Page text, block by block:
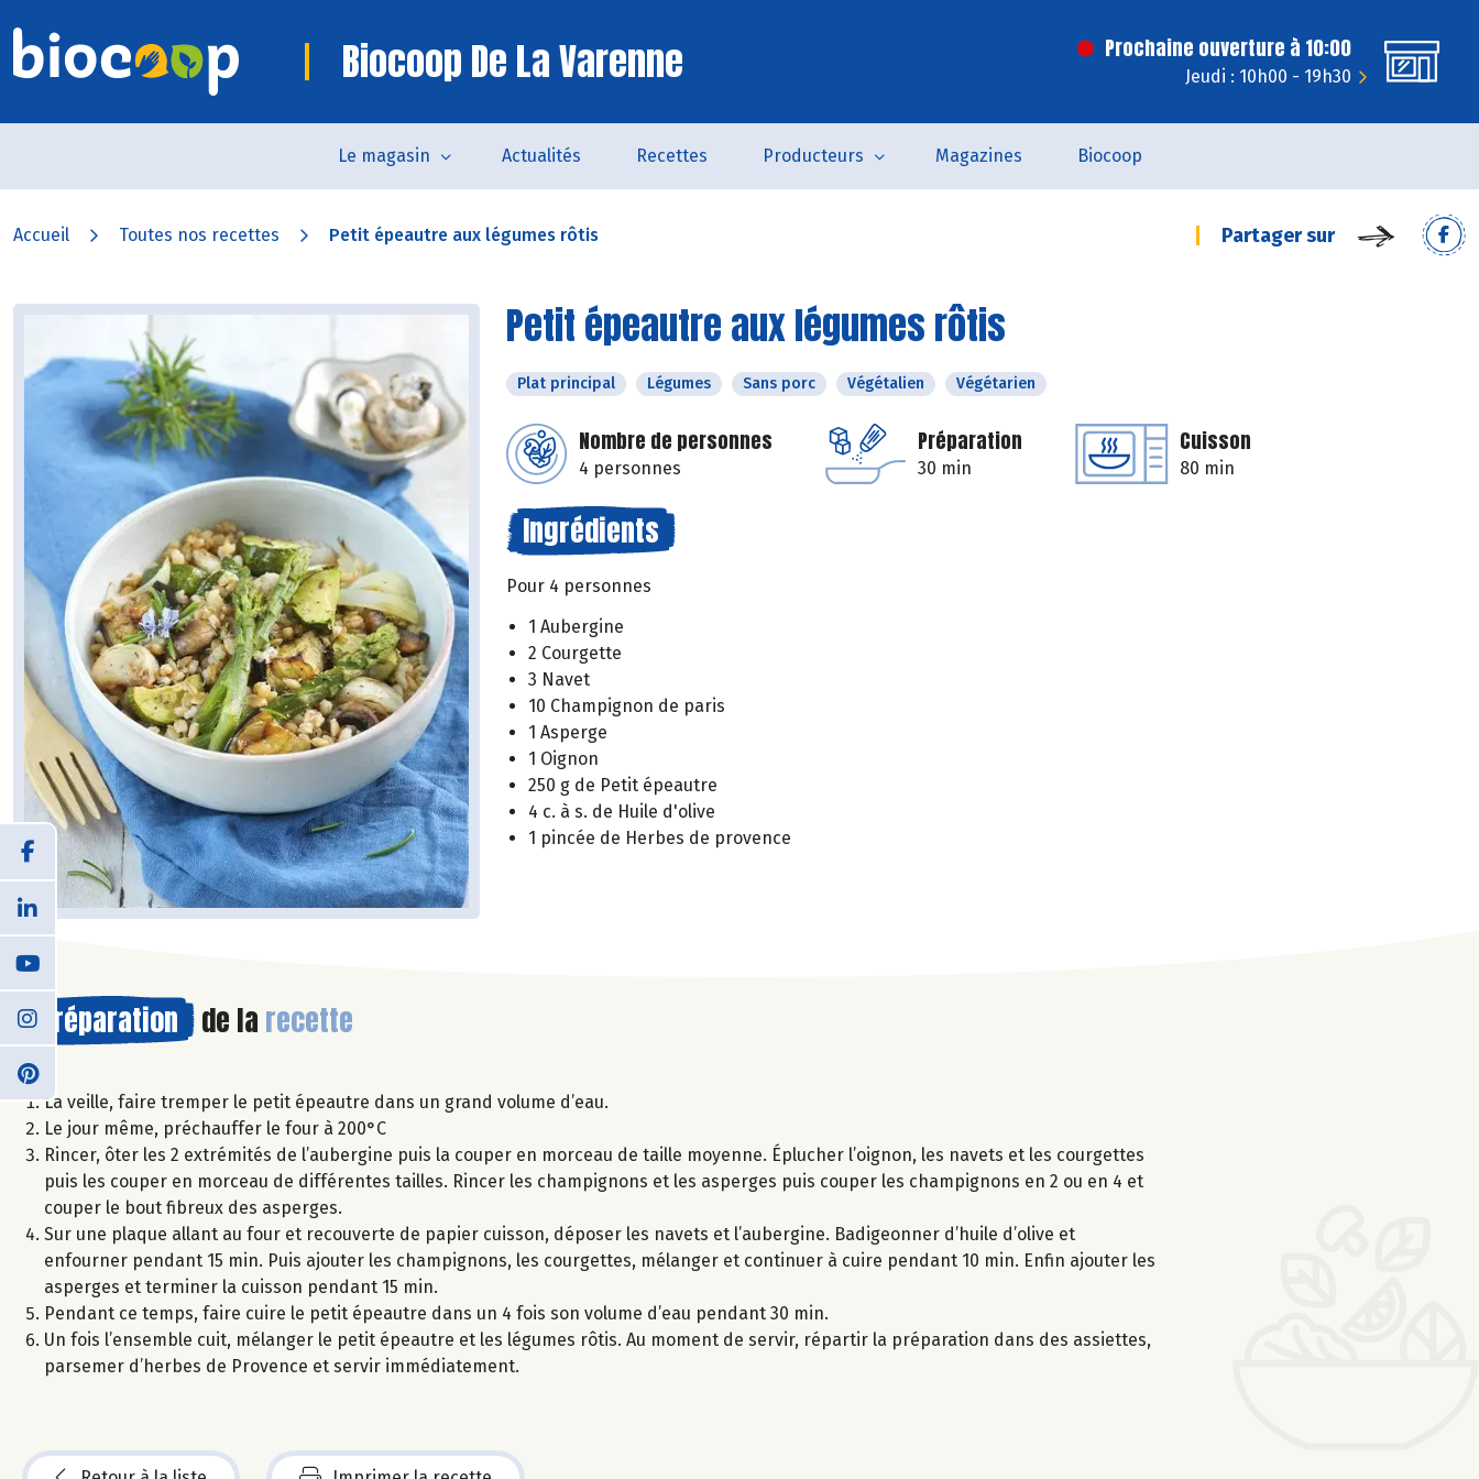
Biocoop De La Varenne Prochaine ouverture à 10:00
Jeudi : 10h00 - 19h30
Le magasin Actualités Recettes Producteurs Magazines Biocoop
Accueil Toutes nos recettes Petit épeautre aux légumes rôtis Partager sur
Petit épeautre aux légumes rôtis
Plat principal Légumes Sans porc Végétalien Végétarien
Nombre de personnes
4 personnes
Préparation
30 min
Cuisson
80 min
Ingrédients
Pour 4 personnes
1 Aubergine
2 Courgette
3 Navet
10 Champignon de paris
1 Asperge
1 Oignon
250 g de Petit épeautre
4 c. à s. de Huile d'olive
1 pincée de Herbes de provence
Préparation de la recette
La veille, faire tremper le petit épeautre dans un grand volume d’eau.
Le jour même, préchauffer le four à 200°C
Rincer, ôter les 2 extrémités de l’aubergine puis la couper en morceau de taille moyenne. Éplucher l’oignon, les navets et les courgettes
puis les couper en morceau de différentes tailles. Rincer les champignons et les asperges puis couper les champignons en 2 ou en 4 et
couper le bout fibreux des asperges.
Sur une plaque allant au four et recouverte de papier cuisson, déposer les navets et l’aubergine. Badigeonner d’huile d’olive et
enfourner pendant 15 min. Puis ajouter les champignons, les courgettes, mélanger et continuer à cuire pendant 10 min. Enfin ajouter les
asperges et terminer la cuisson pendant 15 min.
Pendant ce temps, faire cuire le petit épeautre dans un 4 fois son volume d’eau pendant 30 min.
Un fois l’ensemble cuit, mélanger le petit épeautre et les légumes rôtis. Au moment de servir, répartir la préparation dans des assiettes,
parsemer d’herbes de Provence et servir immédiatement.